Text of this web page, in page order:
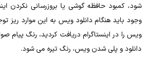
شود، کمبود حافظه گوشی یا بروزرسانی نکردن
وجود باید هنگام دانلود ویس به این موارد ریز
ویس را در اینستاگرام دریافت کردید، رنگ پیام
دانلود و پلی شدن ویس، رنگ تیره می شود.